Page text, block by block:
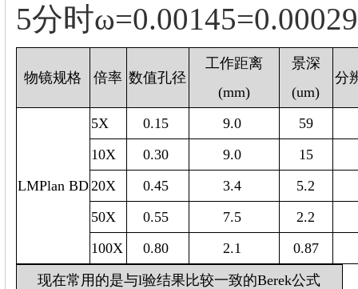
5分时
物镜规格 倍率 数值孔径
工作距离
(mm)
景深
(um)
分
LMPlan BD
5X 0.15 9.0 59
10X
0.30 9.0 15
20X
0.45 3.4 5.2
50X
0.55 7.5 2.2
100X
0.80 2.1 0.87
现在常用的是与l验结果比较一致的Berek公式